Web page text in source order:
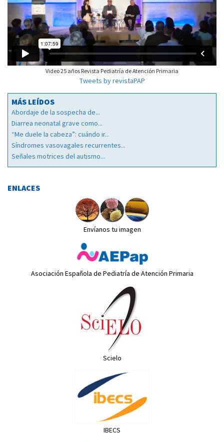
Video 25 años Revista Pediatría de Atención Primaria
Tweets by revistaPAP
MÁS LEÍDOS
Abordaje de la sospecha de...
Diarrea neonatal grave como...
“Me duele la cabeza”: cuándo ir...
Síndromes vasovagales recurrentes...
Señales motrices del autismo...
ENLACES
Envíanos tu imagen
Asociación Española de Pediatría de Atención Primaria
Scielo
IBECS